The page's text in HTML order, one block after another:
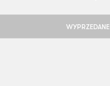
WYPRZEDANE